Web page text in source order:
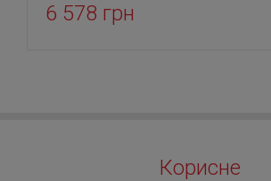
6 578 грн
Корисне